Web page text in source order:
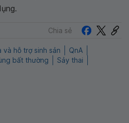
Chia sẻ
và hỗ trợ sinh sản
QnA
bất thường
Sảy thai